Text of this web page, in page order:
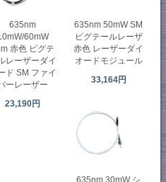
635nm
60mW
赤色 ピグテ
レーザーダイ
ド SM ファイ
ーレーザー
23,190円
635nm 50mW SM
ピグテールレーザ
赤色 レーザーダイ
オードモジュール
33,164円
635nm 30mW シ